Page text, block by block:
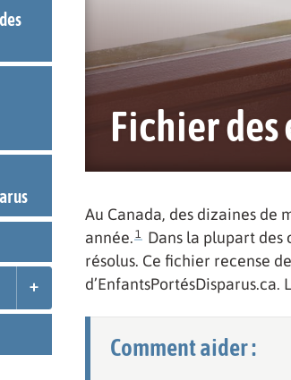
Fichier
Au Canada, des dizaines de
année. 1 Dans la plupart des
résolus. Ce fichier recense
Comment aider :